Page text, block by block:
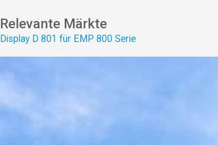
Relevante Märkte
Display D 801 für EMP 800 Serie